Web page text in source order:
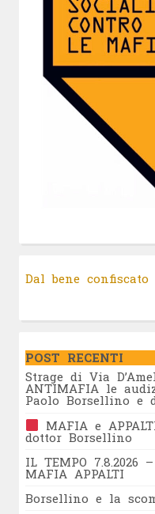
Dal bene
POST RECENTI
Strage di Via
ANTIMAFIA le
Paolo Borsellino e
MAFIA e
dottor Borsellino
IL TEMPO 7.8.2026
MAFIA APPALTI
Borsellino e la